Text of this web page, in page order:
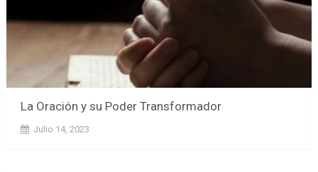
La Oración y su Poder Transformador
Julio 14, 2023